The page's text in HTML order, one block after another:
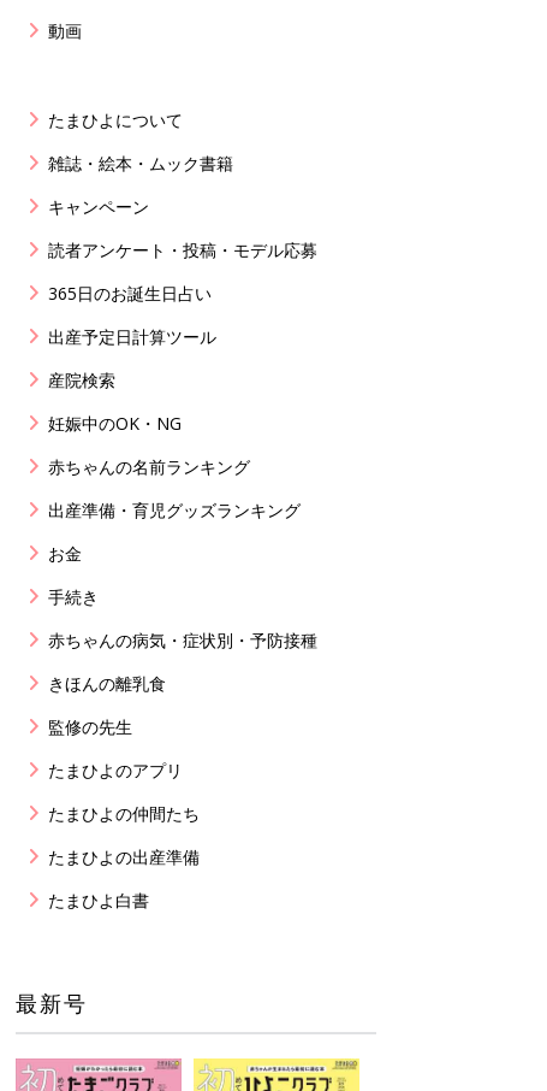
動画
たまひよについて
雑誌・絵本・ムック書籍
キャンペーン
読者アンケート・投稿・モデル応募
365日のお誕生日占い
出産予定日計算ツール
産院検索
妊娠中のOK・NG
赤ちゃんの名前ランキング
出産準備・育児グッズランキング
お金
手続き
赤ちゃんの病気・症状別・予防接種
きほんの離乳食
監修の先生
たまひよのアプリ
たまひよの仲間たち
たまひよの出産準備
たまひよ白書
最新号